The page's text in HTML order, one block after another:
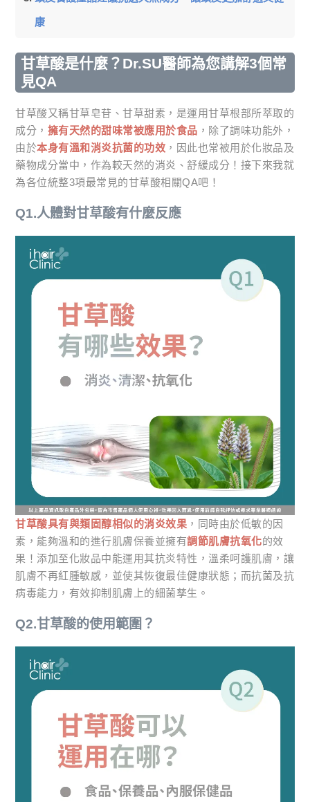
康
甘草酸是什麼？Dr.SU醫師為您講解3個常
見QA
甘草酸又稱甘草皂苷、甘草甜素，是運用甘草根部所萃取的
成分， 擁有天然的甜味常被應用於食品 ，除了調味功能外，
由於本身有溫和消炎抗菌的功效 ，因此也常被用於化妝品及
藥物成分當中，作為較天然的消炎、舒緩成分！接下來我就
為各位統整3項最常見的甘草酸相關QA吧！
Q1.人體對甘草酸有什麼反應
甘草酸具有與類固醇相似的消炎效果 ，同時由於低敏的因
素，能夠溫和的進行肌膚保養並擁有調節肌膚抗氧化的效
果！添加至化妝品中能運用其抗炎特性，溫柔呵護肌膚，讓
肌膚不再紅腫敏感，並使其恢復最佳健康狀態；而抗菌及抗
病毒能力，有效抑制肌膚上的細菌孳生。
Q2.甘草酸的使用範圍？